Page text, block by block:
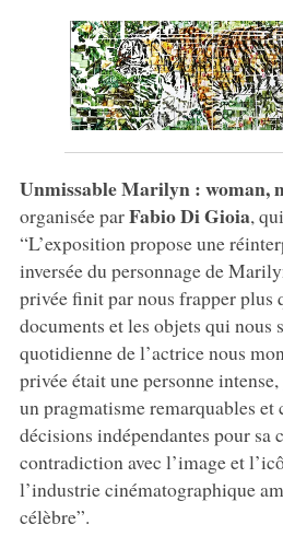
Unmissable Marilyn : woman,
organisée parFabio DiGioia,
“L’exposition propose une
inversée du personnage de
privée finit par nous frapper plus
documents et les objets qui nous
quotidienne de l’actrice nous
privée était une personne
un pragmatisme remarquables et
décisions indépendantes pour sa
contradiction avec l’image et
l’industrie cinématographique
célèbre”.